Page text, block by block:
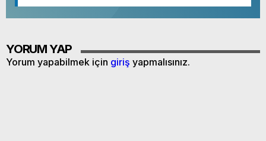
YORUM YAP
Yorum yapabilmek için giriş yapmalısınız.